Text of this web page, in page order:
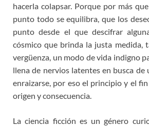
hacerla colapsar. Porque por más
punto todo se equilibra, que los
punto desde el que descifrar
cósmico que brinda la justa medida,
vergüenza, un modo de vida indigno
llena de nervios latentes en busca de
enraizarse, por eso el principio y el
origen y consecuencia.
La ciencia ficción es un género